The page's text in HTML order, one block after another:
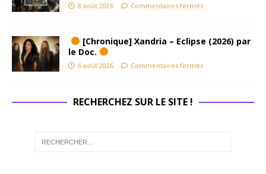
8 août 2026 Commentaires fermés
[Chronique] Xandria – Eclipse (2026) par
le Doc.
6 août 2026 Commentaires fermés
RECHERCHEZ SUR LE SITE !